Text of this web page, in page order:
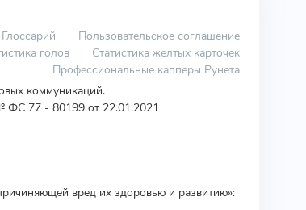
Глоссарий
Пользовательское соглашение
голов
Статистика желтых карточек
Профессиональные капперы Рунета
коммуникаций.
ФС 77 - 80199 от 22.01.2021
вред их здоровью и развитию»: